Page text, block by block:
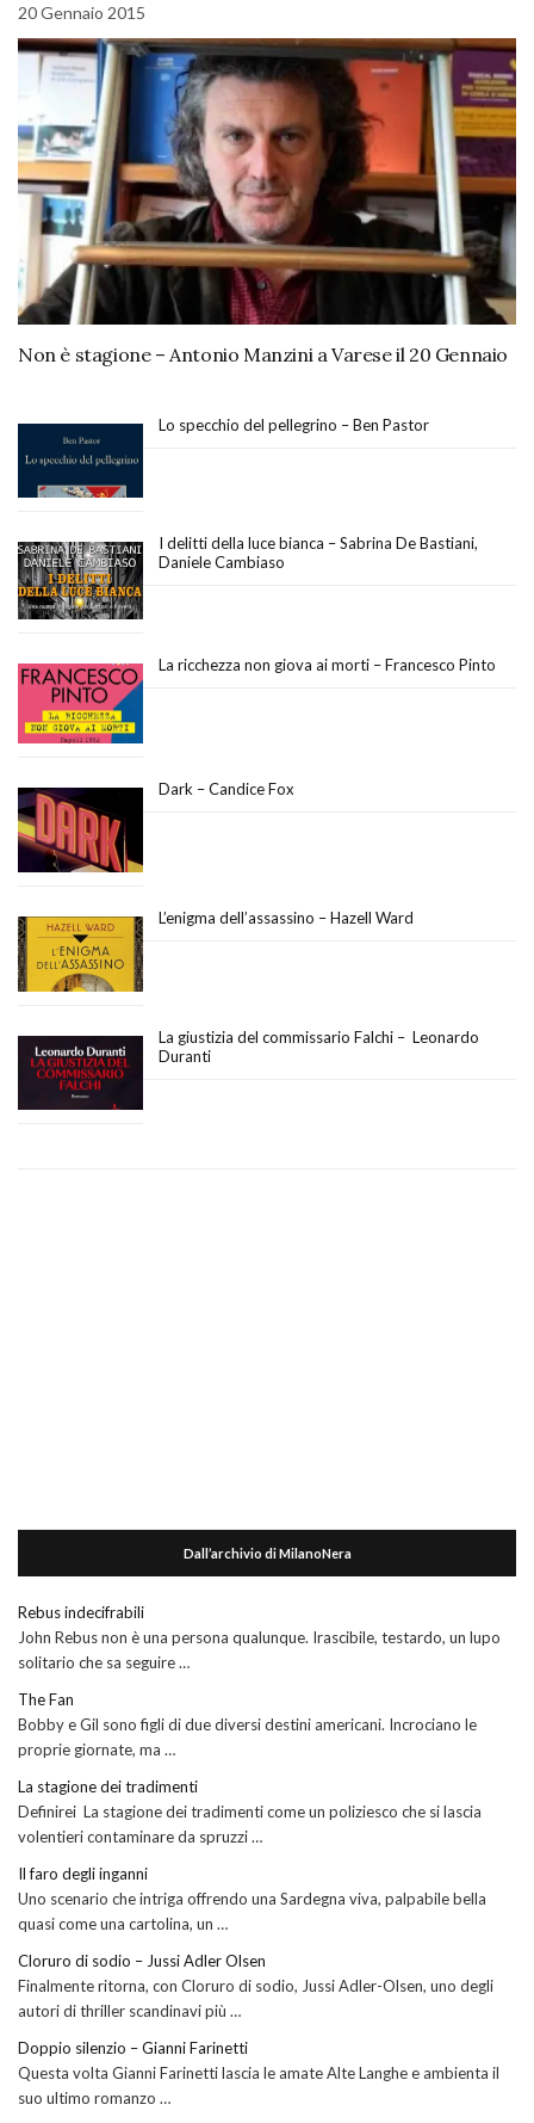
20 Gennaio 2015
Non è stagione – Antonio Manzini a Varese il 20 Gennaio
Lo specchio del pellegrino – Ben Pastor
I delitti della luce bianca – Sabrina De Bastiani,
Daniele Cambiaso
La ricchezza non giova ai morti – Francesco Pinto
Dark – Candice Fox
L’enigma dell’assassino – Hazell Ward
La giustizia del commissario Falchi – Leonardo
Duranti
Dall’archivio di MilanoNera
Rebus indecifrabili
John Rebus non è una persona qualunque. Irascibile, testardo, un lupo
solitario che sa seguire …
The Fan
Bobby e Gil sono figli di due diversi destini americani. Incrociano le
proprie giornate, ma …
La stagione dei tradimenti
Definirei La stagione dei tradimenti come un poliziesco che si lascia
volentieri contaminare da spruzzi …
Il faro degli inganni
Uno scenario che intriga offrendo una Sardegna viva, palpabile bella
quasi come una cartolina, un …
Cloruro di sodio – Jussi Adler Olsen
Finalmente ritorna, con Cloruro di sodio, Jussi Adler-Olsen, uno degli
autori di thriller scandinavi più …
Doppio silenzio – Gianni Farinetti
Questa volta Gianni Farinetti lascia le amate Alte Langhe e ambienta il
suo ultimo romanzo …